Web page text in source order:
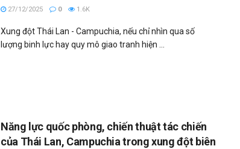
27/12/2025 0 1.6K
Xung đột Thái Lan - Campuchia, nếu chỉ nhìn qua số
lượng binh lực hay quy mô giao tranh hiện ...
Năng lực quốc phòng, chiến thuật tác chiến
của Thái Lan, Campuchia trong xung đột biên